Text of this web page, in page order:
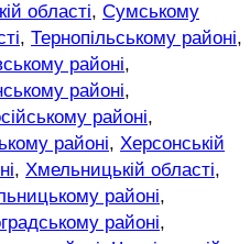
області, Сумському
, Тернопільському районі,
районі,
районі,
районі,
районі, Херсонській
, Хмельницькій області,
районі,
районі,